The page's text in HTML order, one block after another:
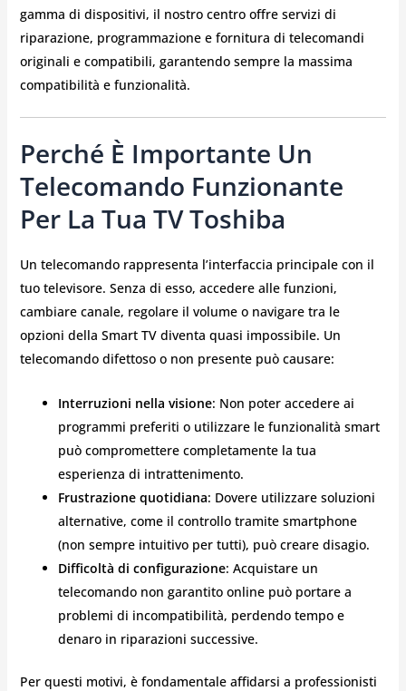
gamma di dispositivi, il nostro centro offre servizi di
riparazione, programmazione e fornitura di telecomandi
originali e compatibili, garantendo sempre la massima
compatibilità e funzionalità.
Perché È Importante Un
Telecomando Funzionante
Per La Tua TV Toshiba
Un telecomando rappresenta l’interfaccia principale con il
tuo televisore. Senza di esso, accedere alle funzioni,
cambiare canale, regolare il volume o navigare tra le
opzioni della Smart TV diventa quasi impossibile. Un
telecomando difettoso o non presente può causare:
Interruzioni nella visione: Non poter accedere ai
programmi preferiti o utilizzare le funzionalità smart
può compromettere completamente la tua
esperienza di intrattenimento.
Frustrazione quotidiana: Dovere utilizzare soluzioni
alternative, come il controllo tramite smartphone
(non sempre intuitivo per tutti), può creare disagio.
Difficoltà di configurazione: Acquistare un
telecomando non garantito online può portare a
problemi di incompatibilità, perdendo tempo e
denaro in riparazioni successive.
Per questi motivi, è fondamentale affidarsi a professionisti